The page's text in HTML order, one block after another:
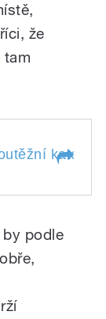
že
tam
kategorie
by podle